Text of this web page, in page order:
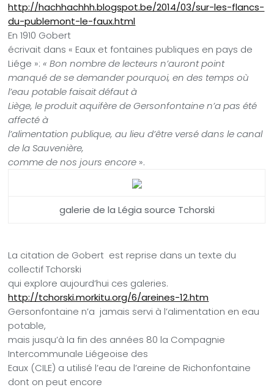
http://hachhachhh.blogspot.be/2014/03/sur-les-flancs-
du-publemont-le-faux.html
En 1910 Gobert
écrivait dans « Eaux et fontaines publiques en pays de
Liége »:« Bon nombre de lecteurs n’auront point
manqué de se demander pourquoi, en des temps où
l’eau potable faisait défaut à
Liège, le produit aquifère de Gersonfontaine n’a pas été
affecté à
l’alimentation publique, au lieu d’être versé dans le canal
de la Sauvenière,
comme de nos jours encore ».
galerie de la Légia source Tchorski
La citation de Gobert est reprise dans un texte du
collectif Tchorski
qui explore aujourd’hui ces galeries.
http://tchorski.morkitu.org/6/areines-12.htm
Gersonfontaine n’a jamais servi à l’alimentation en eau
potable,
mais jusqu’à la fin des années 80 la Compagnie
Intercommunale Liégeoise des
Eaux (CILE) a utilisé l’eau de l’areine de Richonfontaine
dont on peut encore